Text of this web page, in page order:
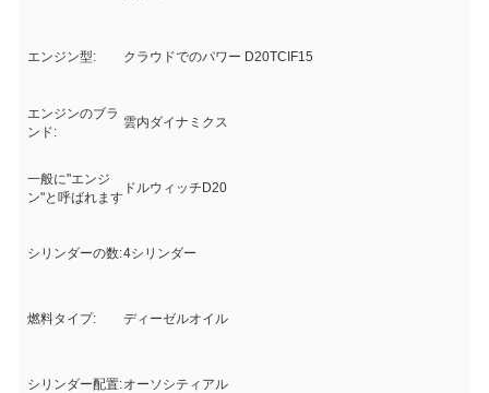
エンジン型: クラウドでのパワー D20TCIF15
エンジンのブラ
ンド:
雲内ダイナミクス
一般に"エンジ
ン"と呼ばれます
ドルウィッチD20
シリンダーの数:4シリンダー
燃料タイプ: ディーゼルオイル
シリンダー配置:オーソシティアル